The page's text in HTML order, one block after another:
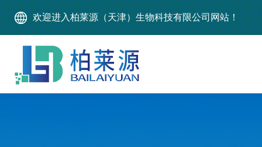
欢迎进入柏莱源（天津）生物科技有限公司网站！